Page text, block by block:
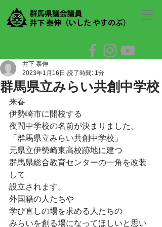
群馬県立みらい共創中学校
井下 泰伸
2023年1月16日 読了時間: 1分
来春
伊勢崎市に開校する
夜間中学校の名前が決まりました。
「群馬県立みらい共創中学校」
元県立伊勢崎東高校跡地に建つ
群馬県総合教育センターの一角を改装
して
設立されます。
外国籍の人たちや
学び直しの場を求める人たちの
みらいを創る場になってほしいと思い